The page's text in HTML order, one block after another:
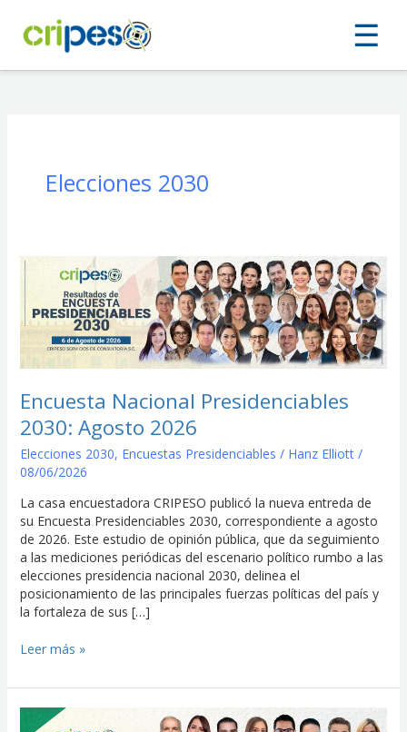
☰
contenido
Elecciones 2030
Encuesta Nacional Presidenciables
2030: Agosto 2026
Elecciones 2030, Encuestas Presidenciables / Hanz Elliott /
08/06/2026
La casa encuestadora CRIPESO publicó la nueva entreda de
su Encuesta Presidenciables 2030, correspondiente a agosto
de 2026. Este estudio de opinión pública, que da seguimiento
a las mediciones periódicas del escenario político rumbo a las
elecciones presidencia nacional 2030, delinea el
posicionamiento de las principales fuerzas políticas del país y
la fortaleza de sus […]
Encuesta
Nacional
Presidenciables
2030:
Agosto
2026
Leer más »
Encuesta